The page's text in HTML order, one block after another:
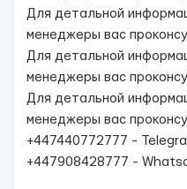
Для детальной
менеджеры вас
Для детальной
менеджеры вас
Для детальной
менеджеры вас
+447440772777 -
+447908428777 -